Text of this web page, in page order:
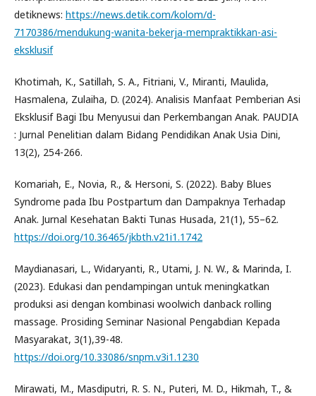
detiknews: https://news.detik.com/kolom/d-
7170386/mendukung-wanita-bekerja-mempraktikkan-asi-
eksklusif
Khotimah, K., Satillah, S. A., Fitriani, V., Miranti, Maulida,
Hasmalena, Zulaiha, D. (2024). Analisis Manfaat Pemberian Asi
Eksklusif Bagi Ibu Menyusui dan Perkembangan Anak. PAUDIA
: Jurnal Penelitian dalam Bidang Pendidikan Anak Usia Dini,
13(2), 254-266.
Komariah, E., Novia, R., & Hersoni, S. (2022). Baby Blues
Syndrome pada Ibu Postpartum dan Dampaknya Terhadap
Anak. Jurnal Kesehatan Bakti Tunas Husada, 21(1), 55–62.
https://doi.org/10.36465/jkbth.v21i1.1742
Maydianasari, L., Widaryanti, R., Utami, J. N. W., & Marinda, I.
(2023). Edukasi dan pendampingan untuk meningkatkan
produksi asi dengan kombinasi woolwich danback rolling
massage. Prosiding Seminar Nasional Pengabdian Kepada
Masyarakat, 3(1),39-48.
https://doi.org/10.33086/snpm.v3i1.1230
Mirawati, M., Masdiputri, R. S. N., Puteri, M. D., Hikmah, T., &